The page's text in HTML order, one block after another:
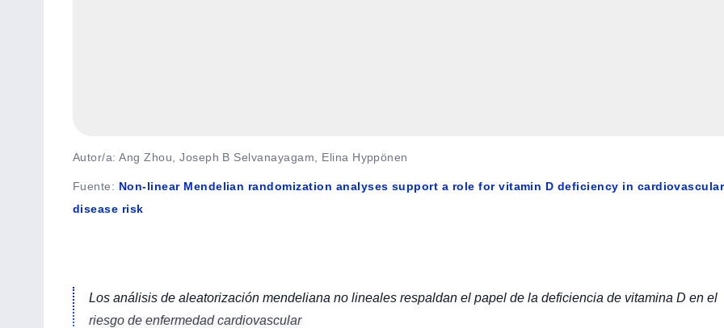
Autor/a: Ang Zhou, Joseph B Selvanayagam, Elina Hyppönen
Fuente: Non-linear Mendelian randomization analyses support a role for vitamin D deficiency in cardiovascular
disease risk
Los análisis de aleatorización mendeliana no lineales respaldan el papel de la deficiencia de vitamina D en el
riesgo de enfermedad cardiovascular